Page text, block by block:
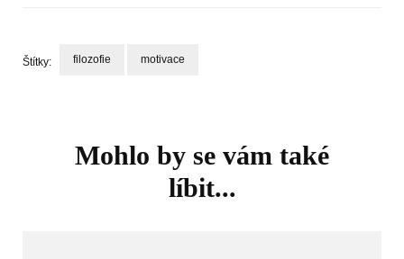
Štítky: filozofie motivace
Mohlo by se vám také
líbit...